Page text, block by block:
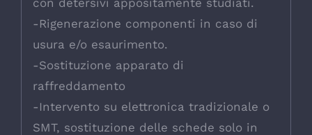
-Rigenerazione componenti in caso di
usura e/o esaurimento.
-Sostituzione apparato di
raffreddamento
-Intervento su elettronica tradizionale o
SMT, sostituzione delle schede solo in